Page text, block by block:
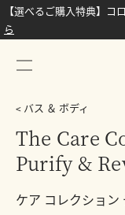
【選べるご購入特典】コ
ら
バス ＆ ボディ
The Care
Purify &
ケア コレクション